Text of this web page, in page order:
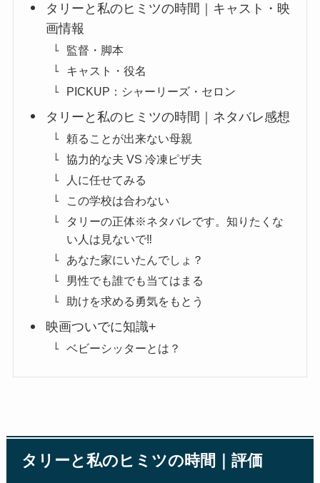
タリーと私のヒミツの時間｜キャスト・映
画情報
監督・脚本
キャスト・役名
PICKUP：シャーリーズ・セロン
タリーと私のヒミツの時間｜ネタバレ感想
頼ることが出来ない母親
協力的な夫 VS 冷凍ピザ夫
人に任せてみる
この学校は合わない
タリーの正体※ネタバレです。知りたくな
い人は見ないで‼
あなた家にいたんでしょ？
男性でも誰でも当てはまる
助けを求める勇気をもとう
映画ついでに知識+
ベビーシッターとは？
タリーと私のヒミツの時間｜評価